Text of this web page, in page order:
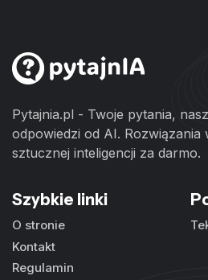
Pytajnia.pl - Twoje pytania,
odpowiedzi od AI. Rozwiązania
sztucznej inteligencji za darmo.
Szybkie linki
O stronie
Kontakt
Regulamin